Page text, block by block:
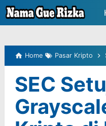
Home Pasar Kripto
SEC